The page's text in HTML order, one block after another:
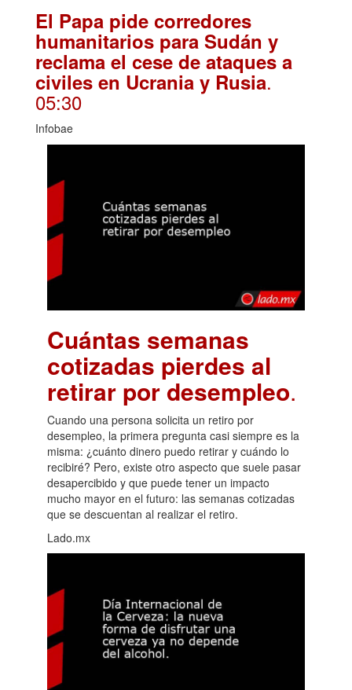
El Papa pide corredores
humanitarios para Sudán y
reclama el cese de ataques a
civiles en Ucrania y Rusia.
05:30
Infobae
Cuántas semanas
cotizadas pierdes al
retirar por desempleo.
Cuando una persona solicita un retiro por
desempleo, la primera pregunta casi siempre es la
misma: ¿cuánto dinero puedo retirar y cuándo lo
recibiré? Pero, existe otro aspecto que suele pasar
desapercibido y que puede tener un impacto
mucho mayor en el futuro: las semanas cotizadas
que se descuentan al realizar el retiro.
Lado.mx